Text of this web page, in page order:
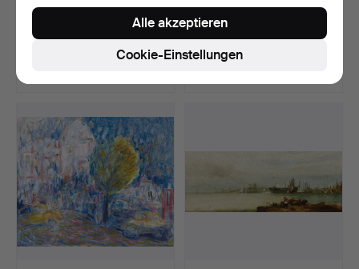
CURT DAHLÉN (Schweden,
1931–2025), "RED LI…
Beendet 4. Aug 2026
CURT DAHLÉN (Schweden,
1931–2025), "SNEGLI…
Beendet 4. Aug 2026
22 Gebote
Cookie-Einstellungen
Alle akzeptieren